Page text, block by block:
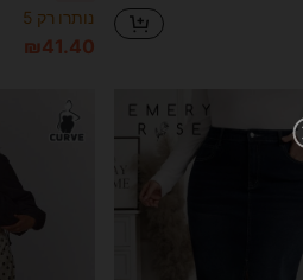
נותרו רק 5
₪41.40